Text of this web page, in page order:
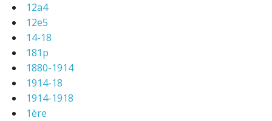
12a4
12e5
14-18
181p
1880-1914
1914-18
1914-1918
1ère